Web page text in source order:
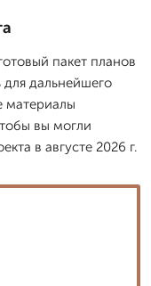
пакет планов
дальнейшего
материалы
вы могли
в августе 2026 г.